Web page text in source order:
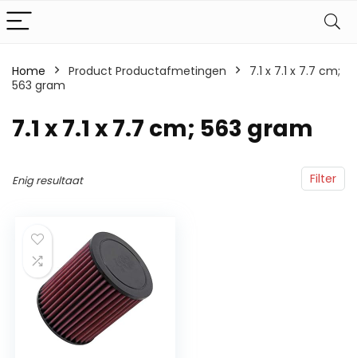
Home Product Productafmetingen
‎7.1 x 7.1 x 7.7 cm;
563 gram
‎7.1 x 7.1 x 7.7 cm; 563 gram
Filter
Enig resultaat